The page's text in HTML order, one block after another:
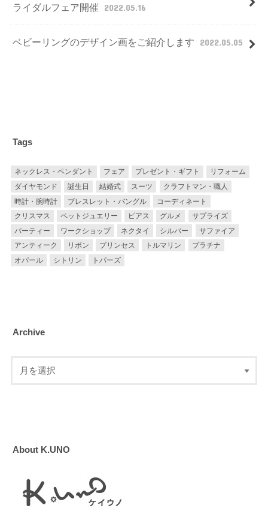
ライダルフェア開催
2022.05.16
ベビーリングのデザイン画をご紹介します 2022.05.05
Tags
ネックレス・ペンダント フェア プレゼント・ギフト
リフォーム
ダイヤモンド
誕生日 結婚式 スーツ
クラフトマン・職人
時計・腕時計
ブレスレット・バングル
コーディネート
クリスマス
ペットジュエリー ピアス グルメ
サプライズ
パーティー
ワークショップ ネクタイ シルバー
サファイア
アンティーク
リボン プリンセス トルマリン
プラチナ
オパール
シトリン トパーズ
Archive
About K.UNO